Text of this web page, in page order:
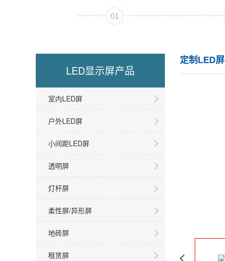
LED显示屏产品
室内LED屏
户外LED屏
小间距LED屏
透明屏
灯杆屏
柔性屏/异形屏
地砖屏
租赁屏
定制LED屏